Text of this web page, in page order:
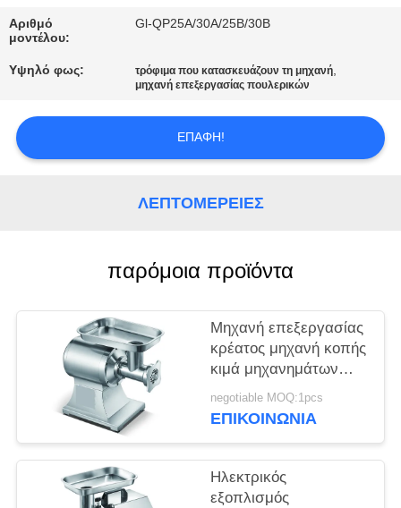
ΈΛΕΓΧΟΣ
ΠΟΙΌΤΗΤΑΣ
ΕΙΔΉΣΕΙΣ
PRIVACY
POLICY
Αριθμό
μοντέλου:
Gl-QP25A/30A/25B/30B
Υψηλό φως: τρόφιμα που κατασκευάζουν τη μηχανή,
μηχανή επεξεργασίας πουλερικών
ΕΠΑΦΉ!
ΛΕΠΤΟΜΈΡΕΙΕΣ
παρόμοια προϊόντα
Μηχανή επεξεργασίας
κρέατος μηχανή κοπής
κιμά μηχανημάτων
επεξεργασίας
τροφίμων ανοξείδωτου
negotiable MOQ:1pcs
ΕΠΙΚΟΙΝΩΝΊΑ
Ηλεκτρικός
εξοπλισμός